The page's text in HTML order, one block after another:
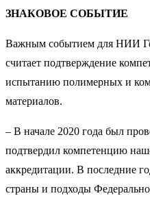
ЗНАКОВОЕ СОБЫТИЕ
Важным событием для НИИ
считает подтверждение
испытанию полимерных и
материалов.
– В начале 2020 года был
подтвердил компетенцию
аккредитации. В последние
страны и подходы